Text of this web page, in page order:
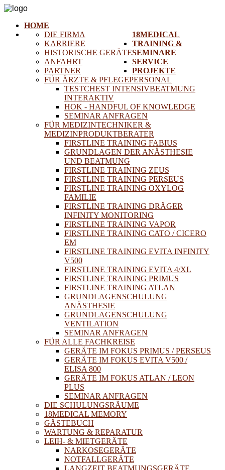
HOME
18MEDICAL
DIE FIRMA
KARRIERE
HISTORISCHE GERÄTE
ANFAHRT
PARTNER
TRAINING &
SEMINARE
FÜR ÄRZTE & PFLEGEPERSONAL
TESTCHEST INTENSIVBEATMUNG
INTERAKTIV
HOK - HANDFUL OF KNOWLEDGE
SEMINAR ANFRAGEN
FÜR MEDIZINTECHNIKER &
MEDIZINPRODUKTBERATER
FIRSTLINE TRAINING FABIUS
GRUNDLAGEN DER ANÄSTHESIE
UND BEATMUNG
FIRSTLINE TRAINING ZEUS
FIRSTLINE TRAINING PERSEUS
FIRSTLINE TRAINING OXYLOG
FAMILIE
FIRSTLINE TRAINING DRÄGER
INFINITY MONITORING
FIRSTLINE TRAINING VAPOR
FIRSTLINE TRAINING CATO / CICERO
EM
FIRSTLINE TRAINING EVITA INFINITY
V500
FIRSTLINE TRAINING EVITA 4/XL
FIRSTLINE TRAINING PRIMUS
FIRSTLINE TRAINING ATLAN
GRUNDLAGENSCHULUNG
ANÄSTHESIE
GRUNDLAGENSCHULUNG
VENTILATION
SEMINAR ANFRAGEN
FÜR ALLE FACHKREISE
GERÄTE IM FOKUS PRIMUS / PERSEUS
GERÄTE IM FOKUS EVITA V500 /
ELISA 800
GERÄTE IM FOKUS ATLAN / LEON
PLUS
SEMINAR ANFRAGEN
DIE SCHULUNGSRÄUME
18MEDICAL MEMORY
GÄSTEBUCH
SERVICE
WARTUNG & REPARATUR
LEIH- & MIETGERÄTE
NARKOSEGERÄTE
NOTFALLGERÄTE
LANGZEIT BEATMUNGSGERÄTE
PROJEKTE